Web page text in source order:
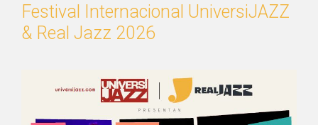
Festival Internacional UniversiJAZZ
& Real Jazz 2026